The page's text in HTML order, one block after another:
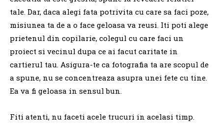
tale. Dar, daca alegi fata potrivita cu care sa faci poze,
misiunea ta de a o face geloasa va reusi. Iti poti alege
prietenul din copilarie, colegul cu care faci un
proiect si vecinul dupa ce ai facut caritate in
cartierul tau. Asigura-te ca fotografia ta are scopul de
a spune, nu se concentreaza asupra unei fete cu tine.
Ea va fi geloasa in sensul bun.
Fiti atenti, nu faceti acele trucuri in acelasi timp.